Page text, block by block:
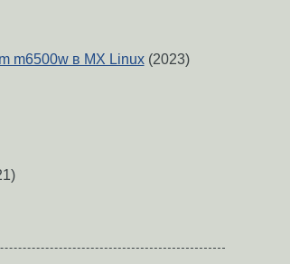
m6500w в MX Linux(2023)